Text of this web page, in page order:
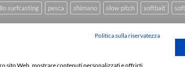
surfcasting pesca shimano slow pitch softbait
Politica sulla riservatezza
sito Web, mostrare contenuti personalizzati e offrirti